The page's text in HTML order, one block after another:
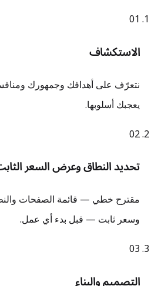
01
الاستكشاف
نتعرّف على أهدافك وجمهورك
يعجبك أسلوبها.
02
تحديد النطاق وعرض السعر
مقترح خطي — قائمة الصفحات
وسعر ثابت — قبل بدء أي عمل.
03